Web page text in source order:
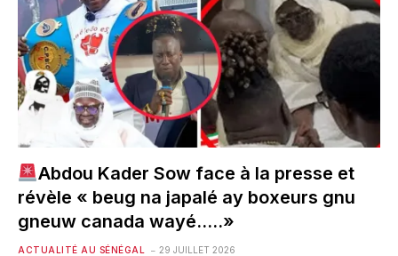
Abdou Kader Sow face à la presse et
révèle « beug na japalé ay boxeurs gnu
gneuw canada wayé…..»
ACTUALITÉ AU SÉNÉGAL 29 JUILLET 2026